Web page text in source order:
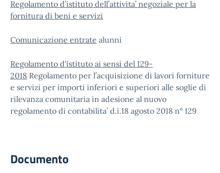
Regolamento d’istituto dell’attivita’ negoziale per la
fornitura di beni e servizi
Comunicazione entrate alunni
Regolamento d'istituto ai sensi del 129-
2018 Regolamento per l’acquisizione di lavori forniture
e servizi per importi inferiori e superiori alle soglie di
rilevanza comunitaria in adesione al nuovo
regolamento di contabilita’ d.i.18 agosto 2018 n° 129
Documento